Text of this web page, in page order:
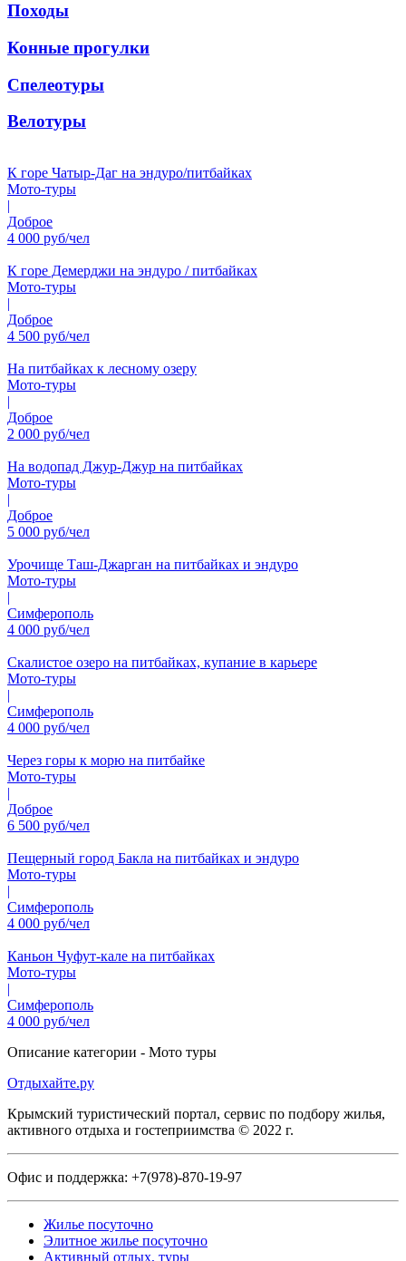
Походы
Конные прогулки
Спелеотуры
Велотуры
К горе Чатыр-Даг на эндуро/питбайках
Мото-туры
|
Доброе
4 000 руб/чел
К горе Демерджи на эндуро / питбайках
Мото-туры
|
Доброе
4 500 руб/чел
На питбайках к лесному озеру
Мото-туры
|
Доброе
2 000 руб/чел
На водопад Джур-Джур на питбайках
Мото-туры
|
Доброе
5 000 руб/чел
Урочище Таш-Джарган на питбайках и эндуро
Мото-туры
|
Симферополь
4 000 руб/чел
Скалистое озеро на питбайках, купание в карьере
Мото-туры
|
Симферополь
4 000 руб/чел
Через горы к морю на питбайке
Мото-туры
|
Доброе
6 500 руб/чел
Пещерный город Бакла на питбайках и эндуро
Мото-туры
|
Симферополь
4 000 руб/чел
Каньон Чуфут-кале на питбайках
Мото-туры
|
Симферополь
4 000 руб/чел
Описание категории - Мото туры
Отдыхайте.ру
Крымский туристический портал, сервис по подбору жилья,
активного отдыха и гостеприимства © 2022 г.
Офис и поддержка: +7(978)-870-19-97
Жилье посуточно
Элитное жилье посуточно
Активный отдых, туры